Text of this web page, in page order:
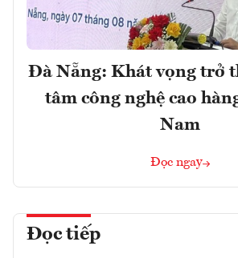
Đà Nẵng: Khát vọng trở
tâm công nghệ cao
Nam
Đọc ngay
Đọc tiếp